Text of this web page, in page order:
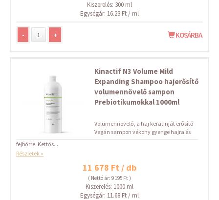
Kiszerelés: 300 ml
Egységár: 16.23 Ft / ml
- + KOSÁRBA
Kinactif N3 Volume Mild
Expanding Shampoo hajerősítő
volumennövelő sampon
Prebiotikumokkal 1000ml
Volumennövelő, a haj keratinját erősítő
Vegán sampon vékony gyenge hajra és
fejbőrre. Kettős...
Részletek »
11 678 Ft / db
( Nettó ár: 9 195 Ft )
Kiszerelés: 1000 ml
Egységár: 11.68 Ft / ml